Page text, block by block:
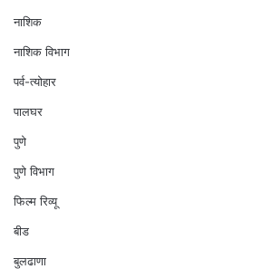
नाशिक
नाशिक विभाग
पर्व-त्योहार
पालघर
पुणे
पुणे विभाग
फिल्म रिव्यू
बीड
बुलढाणा